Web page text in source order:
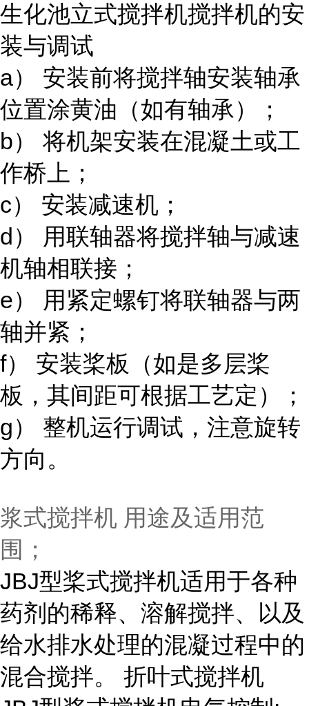
生化池立式搅拌机搅拌机的安
装与调试
a） 安装前将搅拌轴安装轴承
位置涂黄油（如有轴承）；
b） 将机架安装在混凝土或工
作桥上；
c） 安装减速机；
d） 用联轴器将搅拌轴与减速
机轴相联接；
e） 用紧定螺钉将联轴器与两
轴并紧；
f） 安装桨板（如是多层桨
板，其间距可根据工艺定）；
g） 整机运行调试，注意旋转
方向。
浆式搅拌机 用途及适用范
围；
JBJ型桨式搅拌机适用于各种
药剂的稀释、溶解搅拌、以及
给水排水处理的混凝过程中的
混合搅拌。 折叶式搅拌机